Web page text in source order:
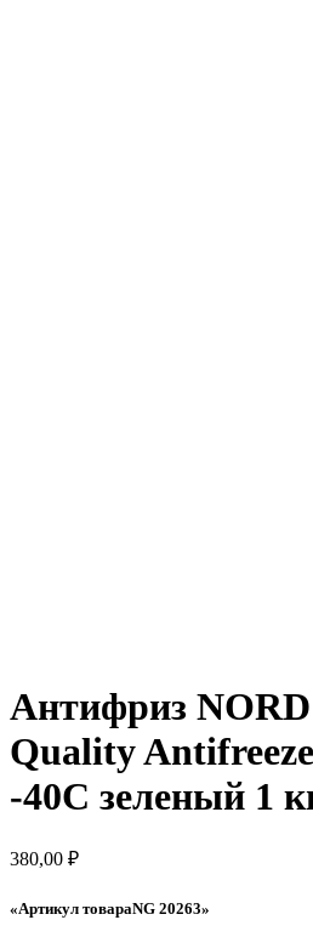
Антифриз
Quality
-40C зеленый 1
380,00 ₽
«Артикул товараNG 20263»